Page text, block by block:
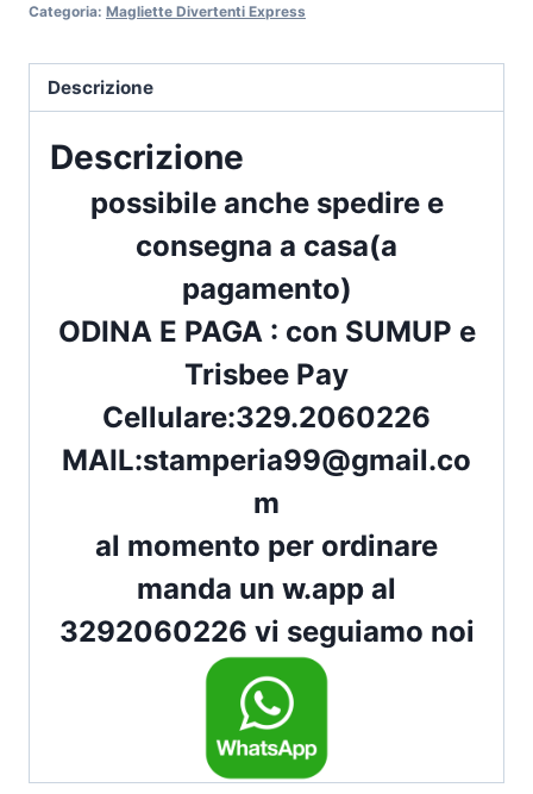
ti-
quantità
Categoria: Magliette Divertenti Express
Descrizione
Descrizione
possibile anche spedire e
consegna a casa(a
pagamento)
ODINA E PAGA : con SUMUP e
Trisbee Pay
Cellulare:329.2060226
MAIL:stamperia99@gmail.co
m
al momento per ordinare
manda un w.app al
3292060226 vi seguiamo noi